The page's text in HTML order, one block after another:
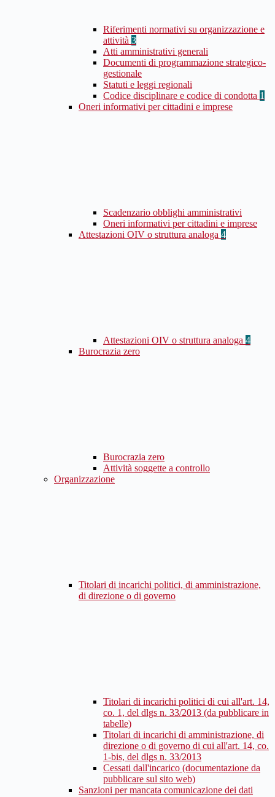
Riferimenti normativi su organizzazione e
attività 3
Atti amministrativi generali
Documenti di programmazione strategico-
gestionale
Statuti e leggi regionali
Codice disciplinare e codice di condotta 1
Oneri informativi per cittadini e imprese
Scadenzario obblighi amministrativi
Oneri informativi per cittadini e imprese
Attestazioni OIV o struttura analoga 4
Attestazioni OIV o struttura analoga 4
Burocrazia zero
Burocrazia zero
Attività soggette a controllo
Organizzazione
Titolari di incarichi politici, di amministrazione,
di direzione o di governo
Titolari di incarichi politici di cui all'art. 14,
co. 1, del dlgs n. 33/2013 (da pubblicare in
tabelle)
Titolari di incarichi di amministrazione, di
direzione o di governo di cui all'art. 14, co.
1-bis, del dlgs n. 33/2013
Cessati dall'incarico (documentazione da
pubblicare sul sito web)
Sanzioni per mancata comunicazione dei dati